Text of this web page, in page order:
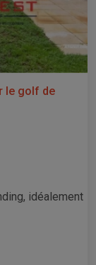
le golf de
idéalement